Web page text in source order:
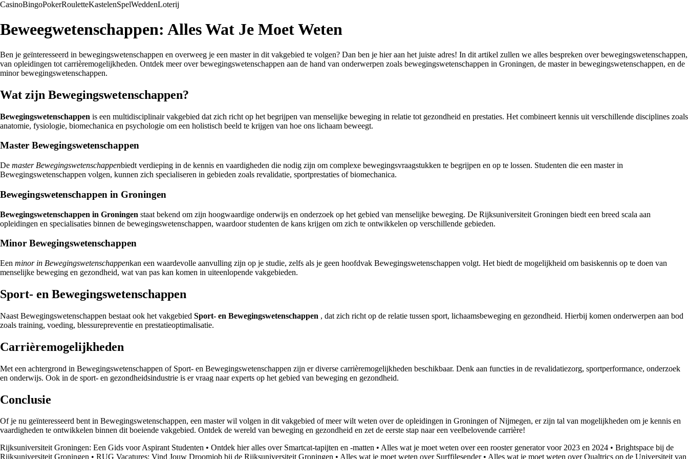
CasinoBingoPokerRouletteKastelenSpelWeddenLoterij
Beweegwetenschappen: Alles Wat Je Moet Weten
Ben je geïnteresseerd in bewegingswetenschappen en overweeg je een master in dit vakgebied te volgen? Dan ben je hier aan het juiste adres! In dit artikel zullen we alles bespreken over bewegingswetenschappen,
van opleidingen tot carrièremogelijkheden. Ontdek meer over bewegingswetenschappen aan de hand van onderwerpen zoals bewegingswetenschappen in Groningen, de master in bewegingswetenschappen, en de
minor bewegingswetenschappen.
Wat zijn Bewegingswetenschappen?
Bewegingswetenschappen is een multidisciplinair vakgebied dat zich richt op het begrijpen van menselijke beweging in relatie tot gezondheid en prestaties. Het combineert kennis uit verschillende disciplines zoals
anatomie, fysiologie, biomechanica en psychologie om een holistisch beeld te krijgen van hoe ons lichaam beweegt.
Master Bewegingswetenschappen
De master Bewegingswetenschappenbiedt verdieping in de kennis en vaardigheden die nodig zijn om complexe bewegingsvraagstukken te begrijpen en op te lossen. Studenten die een master in
Bewegingswetenschappen volgen, kunnen zich specialiseren in gebieden zoals revalidatie, sportprestaties of biomechanica.
Bewegingswetenschappen in Groningen
Bewegingswetenschappen in Groningen staat bekend om zijn hoogwaardige onderwijs en onderzoek op het gebied van menselijke beweging. De Rijksuniversiteit Groningen biedt een breed scala aan
opleidingen en specialisaties binnen de bewegingswetenschappen, waardoor studenten de kans krijgen om zich te ontwikkelen op verschillende gebieden.
Minor Bewegingswetenschappen
Een minor in Bewegingswetenschappenkan een waardevolle aanvulling zijn op je studie, zelfs als je geen hoofdvak Bewegingswetenschappen volgt. Het biedt de mogelijkheid om basiskennis op te doen van
menselijke beweging en gezondheid, wat van pas kan komen in uiteenlopende vakgebieden.
Sport- en Bewegingswetenschappen
Naast Bewegingswetenschappen bestaat ook het vakgebied Sport- en Bewegingswetenschappen , dat zich richt op de relatie tussen sport, lichaamsbeweging en gezondheid. Hierbij komen onderwerpen aan bod
zoals training, voeding, blessurepreventie en prestatieoptimalisatie.
Carrièremogelijkheden
Met een achtergrond in Bewegingswetenschappen of Sport- en Bewegingswetenschappen zijn er diverse carrièremogelijkheden beschikbaar. Denk aan functies in de revalidatiezorg, sportperformance, onderzoek
en onderwijs. Ook in de sport- en gezondheidsindustrie is er vraag naar experts op het gebied van beweging en gezondheid.
Conclusie
Of je nu geïnteresseerd bent in Bewegingswetenschappen, een master wil volgen in dit vakgebied of meer wilt weten over de opleidingen in Groningen of Nijmegen, er zijn tal van mogelijkheden om je kennis en
vaardigheden te ontwikkelen binnen dit boeiende vakgebied. Ontdek de wereld van beweging en gezondheid en zet de eerste stap naar een veelbelovende carrière!
Rijksuniversiteit Groningen: Een Gids voor Aspirant Studenten • Ontdek hier alles over Smartcat-tapijten en -matten • Alles wat je moet weten over een rooster generator voor 2023 en 2024 • Brightspace bij de
Rijksuniversiteit Groningen • RUG Vacatures: Vind Jouw Droomjob bij de Rijksuniversiteit Groningen • Alles wat je moet weten over Surffilesender• Alles wat je moet weten over Qualtrics op de Universiteit van